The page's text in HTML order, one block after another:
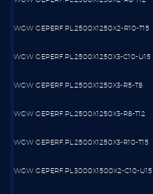
WGW GEPERF.PL.2500X1250X2-R10-T15
WGW GEPERF.PL.2500X1250X3-C10-U15
WGW GEPERF.PL.2500X1250X3-R5-T8
WGW GEPERF.PL.2500X1250X3-R8-T12
WGW GEPERF.PL.2500X1250X3-R10-T15
WGW GEPERF.PL.3000X1500X2-C10-U15